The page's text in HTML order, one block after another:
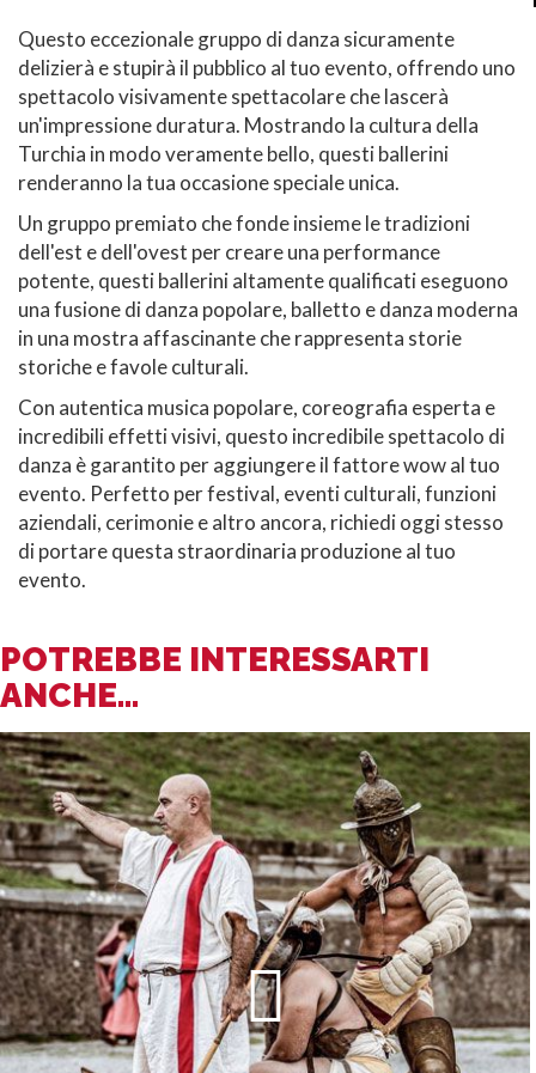
Questo eccezionale gruppo di danza sicuramente
delizierà e stupirà il pubblico al tuo evento, offrendo uno
spettacolo visivamente spettacolare che lascerà
un'impressione duratura. Mostrando la cultura della
Turchia in modo veramente bello, questi ballerini
renderanno la tua occasione speciale unica.
Un gruppo premiato che fonde insieme le tradizioni
dell'est e dell'ovest per creare una performance
potente, questi ballerini altamente qualificati eseguono
una fusione di danza popolare, balletto e danza moderna
in una mostra affascinante che rappresenta storie
storiche e favole culturali.
Con autentica musica popolare, coreografia esperta e
incredibili effetti visivi, questo incredibile spettacolo di
danza è garantito per aggiungere il fattore wow al tuo
evento. Perfetto per festival, eventi culturali, funzioni
aziendali, cerimonie e altro ancora, richiedi oggi stesso
di portare questa straordinaria produzione al tuo
evento.
POTREBBE INTERESSARTI
ANCHE...